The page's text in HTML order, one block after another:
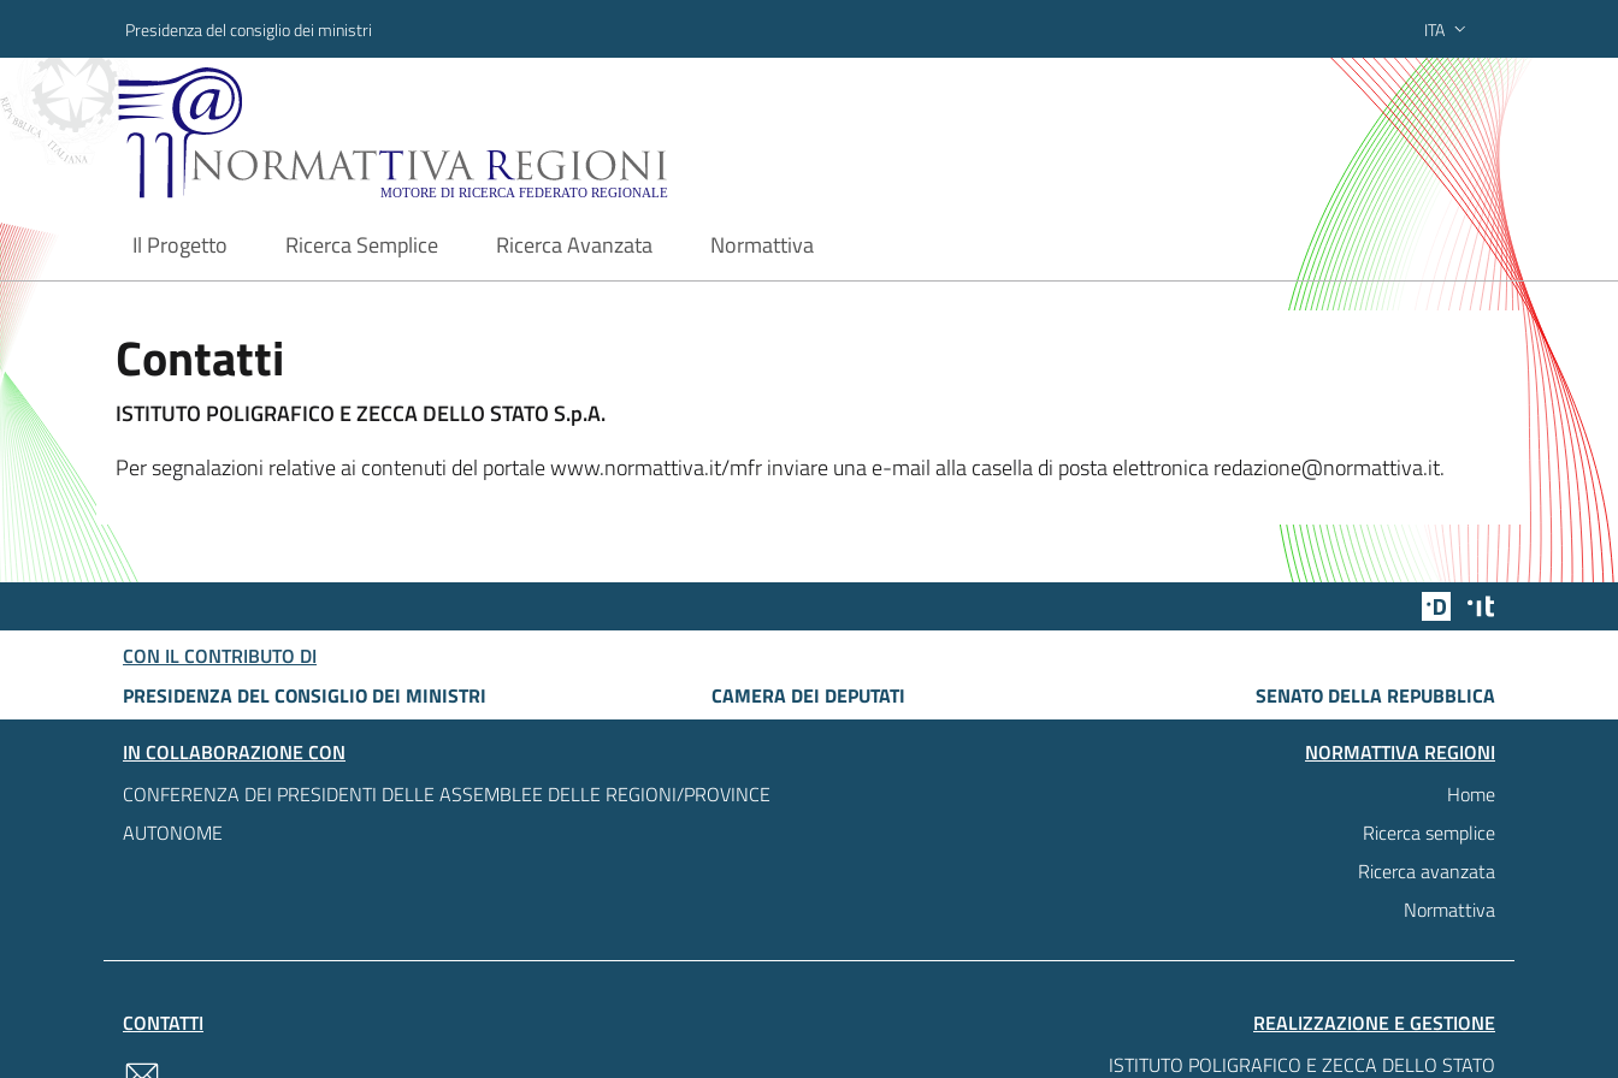
Presidenza del consiglio dei ministri ITA
Normattiva Regioni - Motore di ricerca federato regionale
Il Progetto
current Ricerca Semplice Ricerca Avanzata Normattiva
Contatti
ISTITUTO POLIGRAFICO E ZECCA DELLO STATO S.p.A.
Per segnalazioni relative ai contenuti del portale www.normattiva.it/mfr inviare una e-mail alla casella di posta elettronica redazione@normattiva.it.
Team Digitale
CON IL CONTRIBUTO DI
PRESIDENZA DEL CONSIGLIO DEI MINISTRI
CAMERA DEI DEPUTATI
SENATO DELLA REPUBBLICA
IN COLLABORAZIONE CON
CONFERENZA DEI PRESIDENTI DELLE ASSEMBLEE DELLE REGIONI/PROVINCE
AUTONOME
NORMATTIVA REGIONI
Home
Ricerca semplice
Ricerca avanzata
Normattiva
CONTATTI
REALIZZAZIONE E GESTIONE
ISTITUTO POLIGRAFICO E ZECCA DELLO STATO